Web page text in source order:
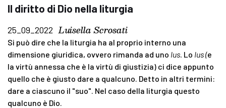
Il diritto di Dio nella liturgia
25_09_2022 Luisella Scrosati
Si può dire che la liturgia ha al proprio interno una
dimensione giuridica, ovvero rimanda ad uno Ius. Lo Ius (e
la virtù annessa che è la virtù di giustizia) ci dice appunto
quello che è giusto dare a qualcuno. Detto in altri termini:
dare a ciascuno il "suo". Nel caso della liturgia questo
qualcuno è Dio.